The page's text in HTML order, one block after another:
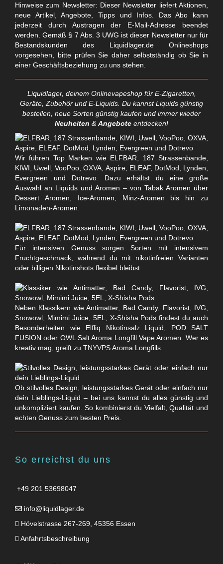
Hinweise zum Newsletter: Dieser Newsletter liefert Aktionen,
neue Artikel, Angebote, Tipps und Infos. Das Abo kann
jederzeit durch Austragen der E-Mail-Adresse beendet
werden. Gemäß § 7 Abs. 3 UWG ist dieser Newsletter nur für
Bestandskunden des Liquidlager.de Onlineshops
vorgesehen, bitte prüfen Sie daher selbstständig ob Sie in
einer Geschäftsbeziehung zu uns stehen.
Liquidlager, deinem Onlinevapeshop für E-Zigaretten,
Geräte, Zubehör und E-Liquids. Du kannst Liquids günstig
bestellen, neue Sorten günstig kaufen und immer wieder
Neuheiten & Angebote entdecken!
Wir führen Top Marken wie ELFBAR, 187 Strassenbande,
KIWI, Uwell, VooPoo, OXVA, Aspire, ELEAF, DotMod, Lynden,
Evergreen und Dotrevo. Dazu erhältst du eine große
Auswahl an Liquids und Aromen – von Tabak Aromen über
Dessert Aromen, Ice-Aromen, Minz-Aromen bis hin zu
Limonaden-Aromen.
Für intensiven Genuss sorgen Sorten mit intensivem
Fruchtgeschmack, während du mit nikotinfreien Varianten
oder billigen Nikotinshots flexibel bleibst.
Neben Klassikern wie Antimatter, Bad Candy, Flavorist, IVG,
Snowowl, Mimimi Juice, 5EL, X-Shisha Pods findest du auch
Besonderheiten wie Elfliq Nikotinsalz Liquid, POD SALT
FUSION oder OWL Salt Aroma Longfill Vape Aromen. Wer es
kreativ mag, greift zu TNYVPS Aroma Longfills.
Ob stilvolles Design, leistungsstarkes Gerät oder einfach nur
dein Lieblings-Liquid – bei uns kannst du alles günstig und
unkompliziert kaufen. So kombinierst du Vielfalt, Qualität und
echten Genuss zum besten Preis.
So erreichst du uns
+49 201 53698047
info@liquidlager.de
Hövelstrasse 267-269, 45356 Essen
Anfahrtsbeschreibung